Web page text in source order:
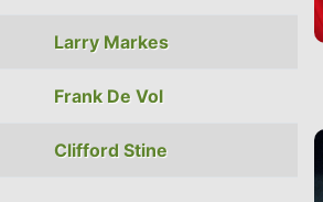
Larry Markes
Frank De Vol
Clifford Stine